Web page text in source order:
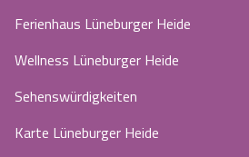
Ferienhaus Lüneburger Heide
Wellness Lüneburger Heide
Sehenswürdigkeiten
Karte Lüneburger Heide